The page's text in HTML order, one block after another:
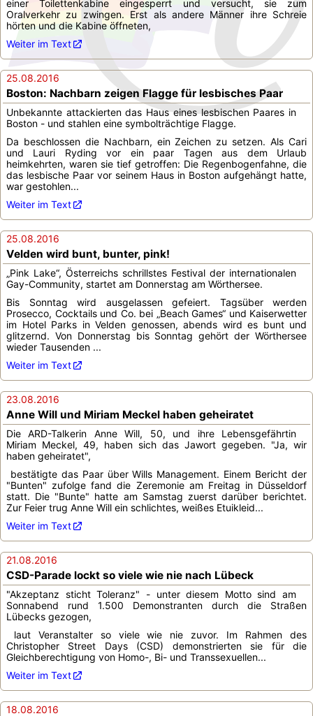
einer Toilettenkabine eingesperrt und versucht, sie zum
Oralverkehr zu zwingen. Erst als andere Männer ihre Schreie
hörten und die Kabine öffneten,
Weiter im Text
25.08.2016
Boston: Nachbarn zeigen Flagge für lesbisches Paar
Unbekannte attackierten das Haus eines lesbischen Paares in
Boston - und stahlen eine symbolträchtige Flagge.
Da beschlossen die Nachbarn, ein Zeichen zu setzen. Als Cari
und Lauri Ryding vor ein paar Tagen aus dem Urlaub
heimkehrten, waren sie tief getroffen: Die Regenbogenfahne, die
das lesbische Paar vor seinem Haus in Boston aufgehängt hatte,
war gestohlen...
Weiter im Text
25.08.2016
Velden wird bunt, bunter, pink!
„Pink Lake“, Österreichs schrillstes Festival der internationalen
Gay-Community, startet am Donnerstag am Wörthersee.
Bis Sonntag wird ausgelassen gefeiert. Tagsüber werden
Prosecco, Cocktails und Co. bei „Beach Games“ und Kaiserwetter
im Hotel Parks in Velden genossen, abends wird es bunt und
glitzernd. Von Donnerstag bis Sonntag gehört der Wörthersee
wieder Tausenden ...
Weiter im Text
23.08.2016
Anne Will und Miriam Meckel haben geheiratet
Die ARD-Talkerin Anne Will, 50, und ihre Lebensgefährtin
Miriam Meckel, 49, haben sich das Jawort gegeben. "Ja, wir
haben geheiratet",
bestätigte das Paar über Wills Management. Einem Bericht der
"Bunten" zufolge fand die Zeremonie am Freitag in Düsseldorf
statt. Die "Bunte" hatte am Samstag zuerst darüber berichtet.
Zur Feier trug Anne Will ein schlichtes, weißes Etuikleid...
Weiter im Text
21.08.2016
CSD-Parade lockt so viele wie nie nach Lübeck
"Akzeptanz sticht Toleranz" - unter diesem Motto sind am
Sonnabend rund 1.500 Demonstranten durch die Straßen
Lübecks gezogen,
laut Veranstalter so viele wie nie zuvor. Im Rahmen des
Christopher Street Days (CSD) demonstrierten sie für die
Gleichberechtigung von Homo-, Bi- und Transsexuellen...
Weiter im Text
18.08.2016